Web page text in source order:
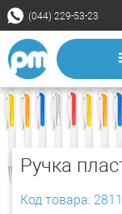
(044) 229-53-23
Ручка
Код товара: 2811